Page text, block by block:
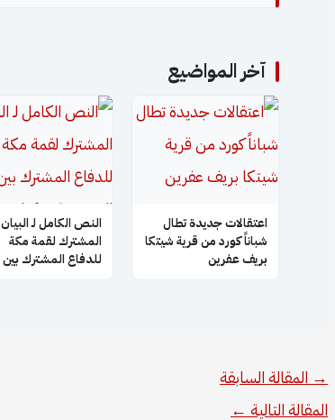
آخر المواضيع
اعتقالات جديدة تطال
شباناً كورد من قرية شيتكا
بريف عفرين
النص الكامل لـ البيان
المشترك لقمة مكة
للدفاع المشترك بين
→ المقالة السابقة
المقالة التالية ←